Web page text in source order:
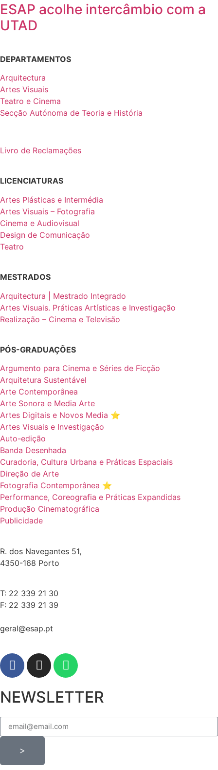
ESAP acolhe intercâmbio com a
UTAD
DEPARTAMENTOS
Arquitectura
Artes Visuais
Teatro e Cinema
Secção Autónoma de Teoria e História
Livro de Reclamações
LICENCIATURAS
Artes Plásticas e Intermédia
Artes Visuais – Fotografia
Cinema e Audiovisual
Design de Comunicação
Teatro
MESTRADOS
Arquitectura | Mestrado Integrado
Artes Visuais. Práticas Artísticas e Investigação
Realização – Cinema e Televisão
PÓS-GRADUAÇÕES
Argumento para Cinema e Séries de Ficção
Arquitetura Sustentável
Arte Contemporânea
Arte Sonora e Media Arte
Artes Digitais e Novos Media ⭐️
Artes Visuais e Investigação
Auto-edição
Banda Desenhada
Curadoria, Cultura Urbana e Práticas Espaciais
Direção de Arte
Fotografia Contemporânea ⭐️
Performance, Coreografia e Práticas Expandidas
Produção Cinematográfica
Publicidade
R. dos Navegantes 51,
4350-168 Porto
T: 22 339 21 30
F: 22 339 21 39
geral@esap.pt
NEWSLETTER
>